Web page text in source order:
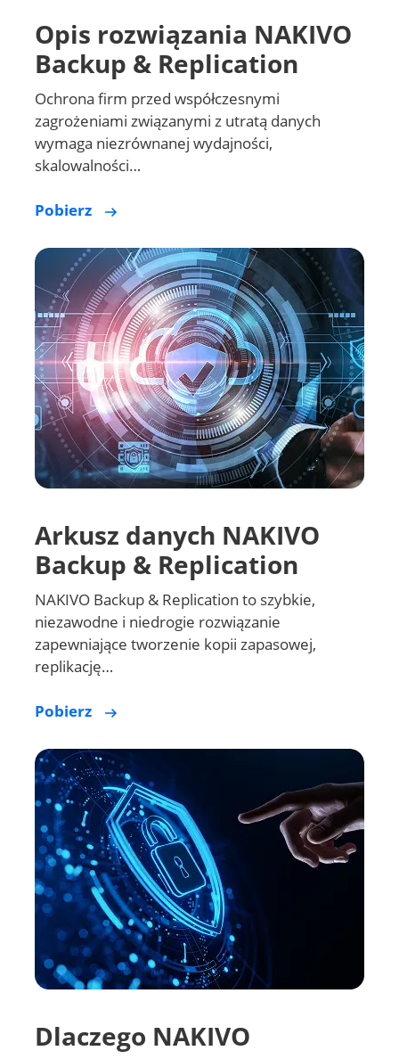
Opis rozwiązania NAKIVO
Backup & Replication
Ochrona firm przed współczesnymi
zagrożeniami związanymi z utratą danych
wymaga niezrównanej wydajności,
skalowalności…
Pobierz
Arkusz danych NAKIVO
Backup & Replication
NAKIVO Backup & Replication to szybkie,
niezawodne i niedrogie rozwiązanie
zapewniające tworzenie kopii zapasowej,
replikację…
Pobierz
Dlaczego NAKIVO